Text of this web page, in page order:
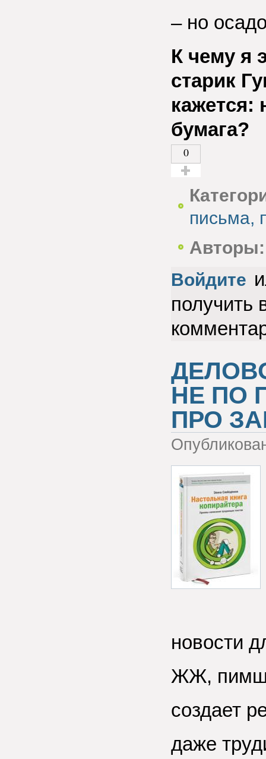
– но
К чему я
старик
кажется:
бумага?
0
письма,
Авторы:
Войдите
получить
НЕ ПО
ПРО
новости
ЖЖ,
создает
даже